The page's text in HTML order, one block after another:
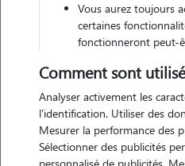
Nos promeneurs
à Saint-Vivien-
Vous aurez toujours
certaines
fonctionneront peut-
Comment sont
Analyser activement les
l'identification. Utiliser des
Mesurer la performance des
Sélectionner des publicités